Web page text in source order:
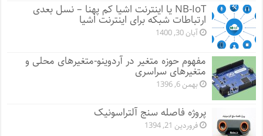
NB-IoT یا اینترنت اشیا کم پهنا – نسل بعدی
ارتباطات شبکه برای اینترنت اشیا
آبان 30, 1400
مفهوم حوزه متغیر در آردوینو-متغیرهای محلی و
متغیرهای سراسری
بهمن 6, 1396
پروژه فاصله سنج آلتراسونیک
فروردین 21, 1394